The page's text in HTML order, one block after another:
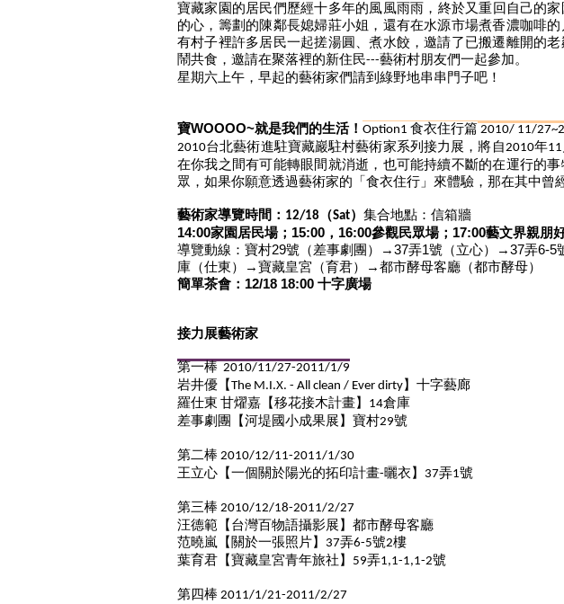
寶藏家園的居民們歷經十多年的風風雨雨，終於又重回自己的家
的心， 籌劃的陳鄰長媳婦莊小姐，還有在水源市場煮香濃咖啡的
有村子裡許多居民一起搓湯圓、煮水餃，邀請了已搬遷離開的
鬧共食，邀請在聚落裡的新住民---藝術村朋友們一起參加。
星期六上午，早起的藝術家們請到綠野地串串門子吧！
寶WOOOO~就是我們的生活！ Option1 食衣住行篇 2010/ 11/
2010台北藝術進駐寶藏巖駐村藝術家系列接力展，將自2010年11
在你我之間有可能轉眼間就消逝， 也可能持續不斷的在運行的事
眾，如果你願意透過藝術家的「 食衣住行」來體驗， 那在其中曾
藝術家導覽時間： 12/18 （Sat ） 集合地點：信箱牆
14:00家園 居民場； 15:00 ， 16:00參觀民眾場； 17:00藝文界親朋
導覽動線：寶村29號 （差事劇團）→37弄1號（立心）→37弄6-5
庫（仕東）
→寶藏皇宮（育君）→都市酵母客廳（都市酵母）
簡單茶會： 12/18 18:00 十字廣場
接力展藝術家
第一棒 2010/11/27-2011/1/9
岩井優【 The M.I.X. - All clean / Ever dirty 】十字藝廊
羅仕東 甘燿嘉【移花接木計畫】 14倉庫
差事劇團【河堤國小成果展】寶村29號
第二棒 2010/12/11-2011/1/30
王立心【一個關於陽光的拓印計畫-曬衣】 37弄1號
第三棒 2010/12/18-2011/2/27
汪德範【台灣百物語攝影展】都市酵母客廳
范曉嵐【關於一張照片】 37弄6-5號2樓
葉育君【寶藏皇宮青年旅社】 59弄1,1-1,1-2號
第四棒 2011/1/21-2011/2/27